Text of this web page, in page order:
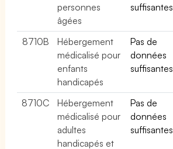
personnes
âgées
suffisantes
8710B
Hébergement
médicalisé pour
enfants
handicapés
Pas de
données
suffisantes
8710C
Hébergement
médicalisé pour
adultes
handicapés et
Pas de
données
suffisantes